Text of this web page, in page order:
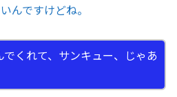
んですけどね。
でくれて、サンキュー、じゃあ